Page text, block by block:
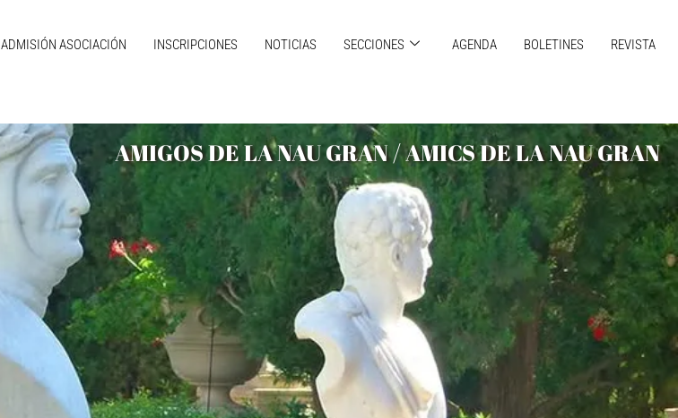
ADMISIÓN ASOCIACIÓN INSCRIPCIONES NOTICIAS SECCIONES AGENDA BOLETINES REVISTA
AMIGOS DE LA NAU GRAN / AMICS DE LA NAU GRAN